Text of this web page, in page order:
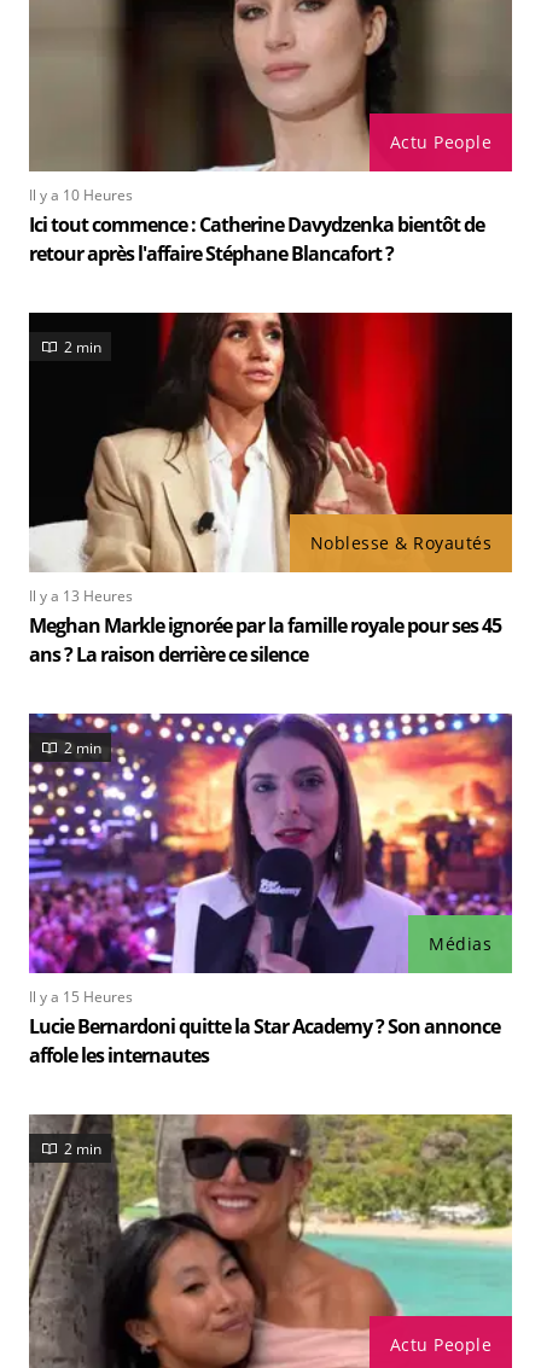
Actu People
Il y a 10 Heures
Ici tout commence : Catherine Davydzenka bientôt de
retour après l'affaire Stéphane Blancafort ?
Noblesse & Royautés
2 min
Il y a 13 Heures
Meghan Markle ignorée par la famille royale pour ses 45
ans ? La raison derrière ce silence
Médias
2 min
Il y a 15 Heures
Lucie Bernardoni quitte la Star Academy ? Son annonce
affole les internautes
Actu People
2 min